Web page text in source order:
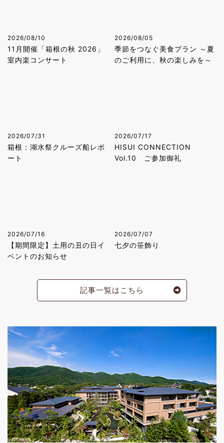
2026/08/10
11月開催「箱根の秋 2026」
室内楽コンサート
2026/08/05
季節をつなぐ美食プラン ～夏
のご利用に、秋の楽しみを～
2026/07/31
箱根：湖水祭クルーズ船レポ
ート
2026/07/17
HISUI CONNECTION
Vol.10 ご参加御礼
2026/07/16
【期間限定】土用の丑の日イ
ベントのお知らせ
2026/07/07
七夕の笹飾り
記事一覧はこちら